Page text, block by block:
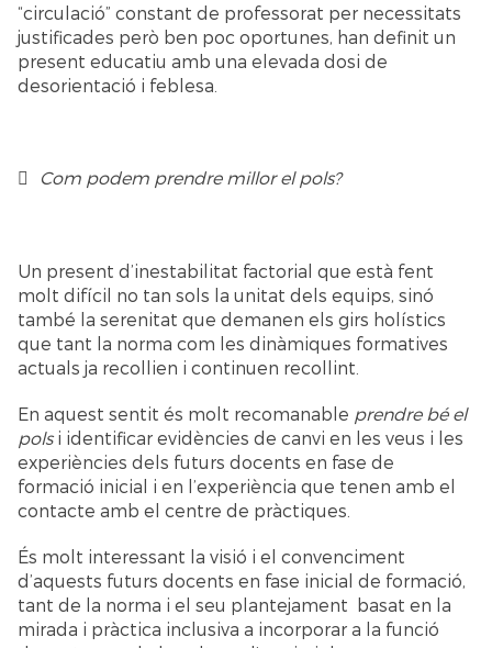
“circulació” constant de professorat per necessitats
justificades però ben poc oportunes, han definit un
present educatiu amb una elevada dosi de
desorientació i feblesa.
Com podem prendre millor el pols?
Un present d’inestabilitat factorial que està fent
molt difícil no tan sols la unitat dels equips, sinó
també la serenitat que demanen els girs holístics
que tant la norma com les dinàmiques formatives
actuals ja recollien i continuen recollint.
En aquest sentit és molt recomanable prendre bé el
polsi identificar evidències de canvi en les veus i les
experiències dels futurs docents en fase de
formació inicial i en l’experiència que tenen amb el
contacte amb el centre de pràctiques.
És molt interessant la visió i el convenciment
d’aquests futurs docents en fase inicial de formació,
tant de la norma i el seu plantejament basat en la
mirada i pràctica inclusiva a incorporar a la funció